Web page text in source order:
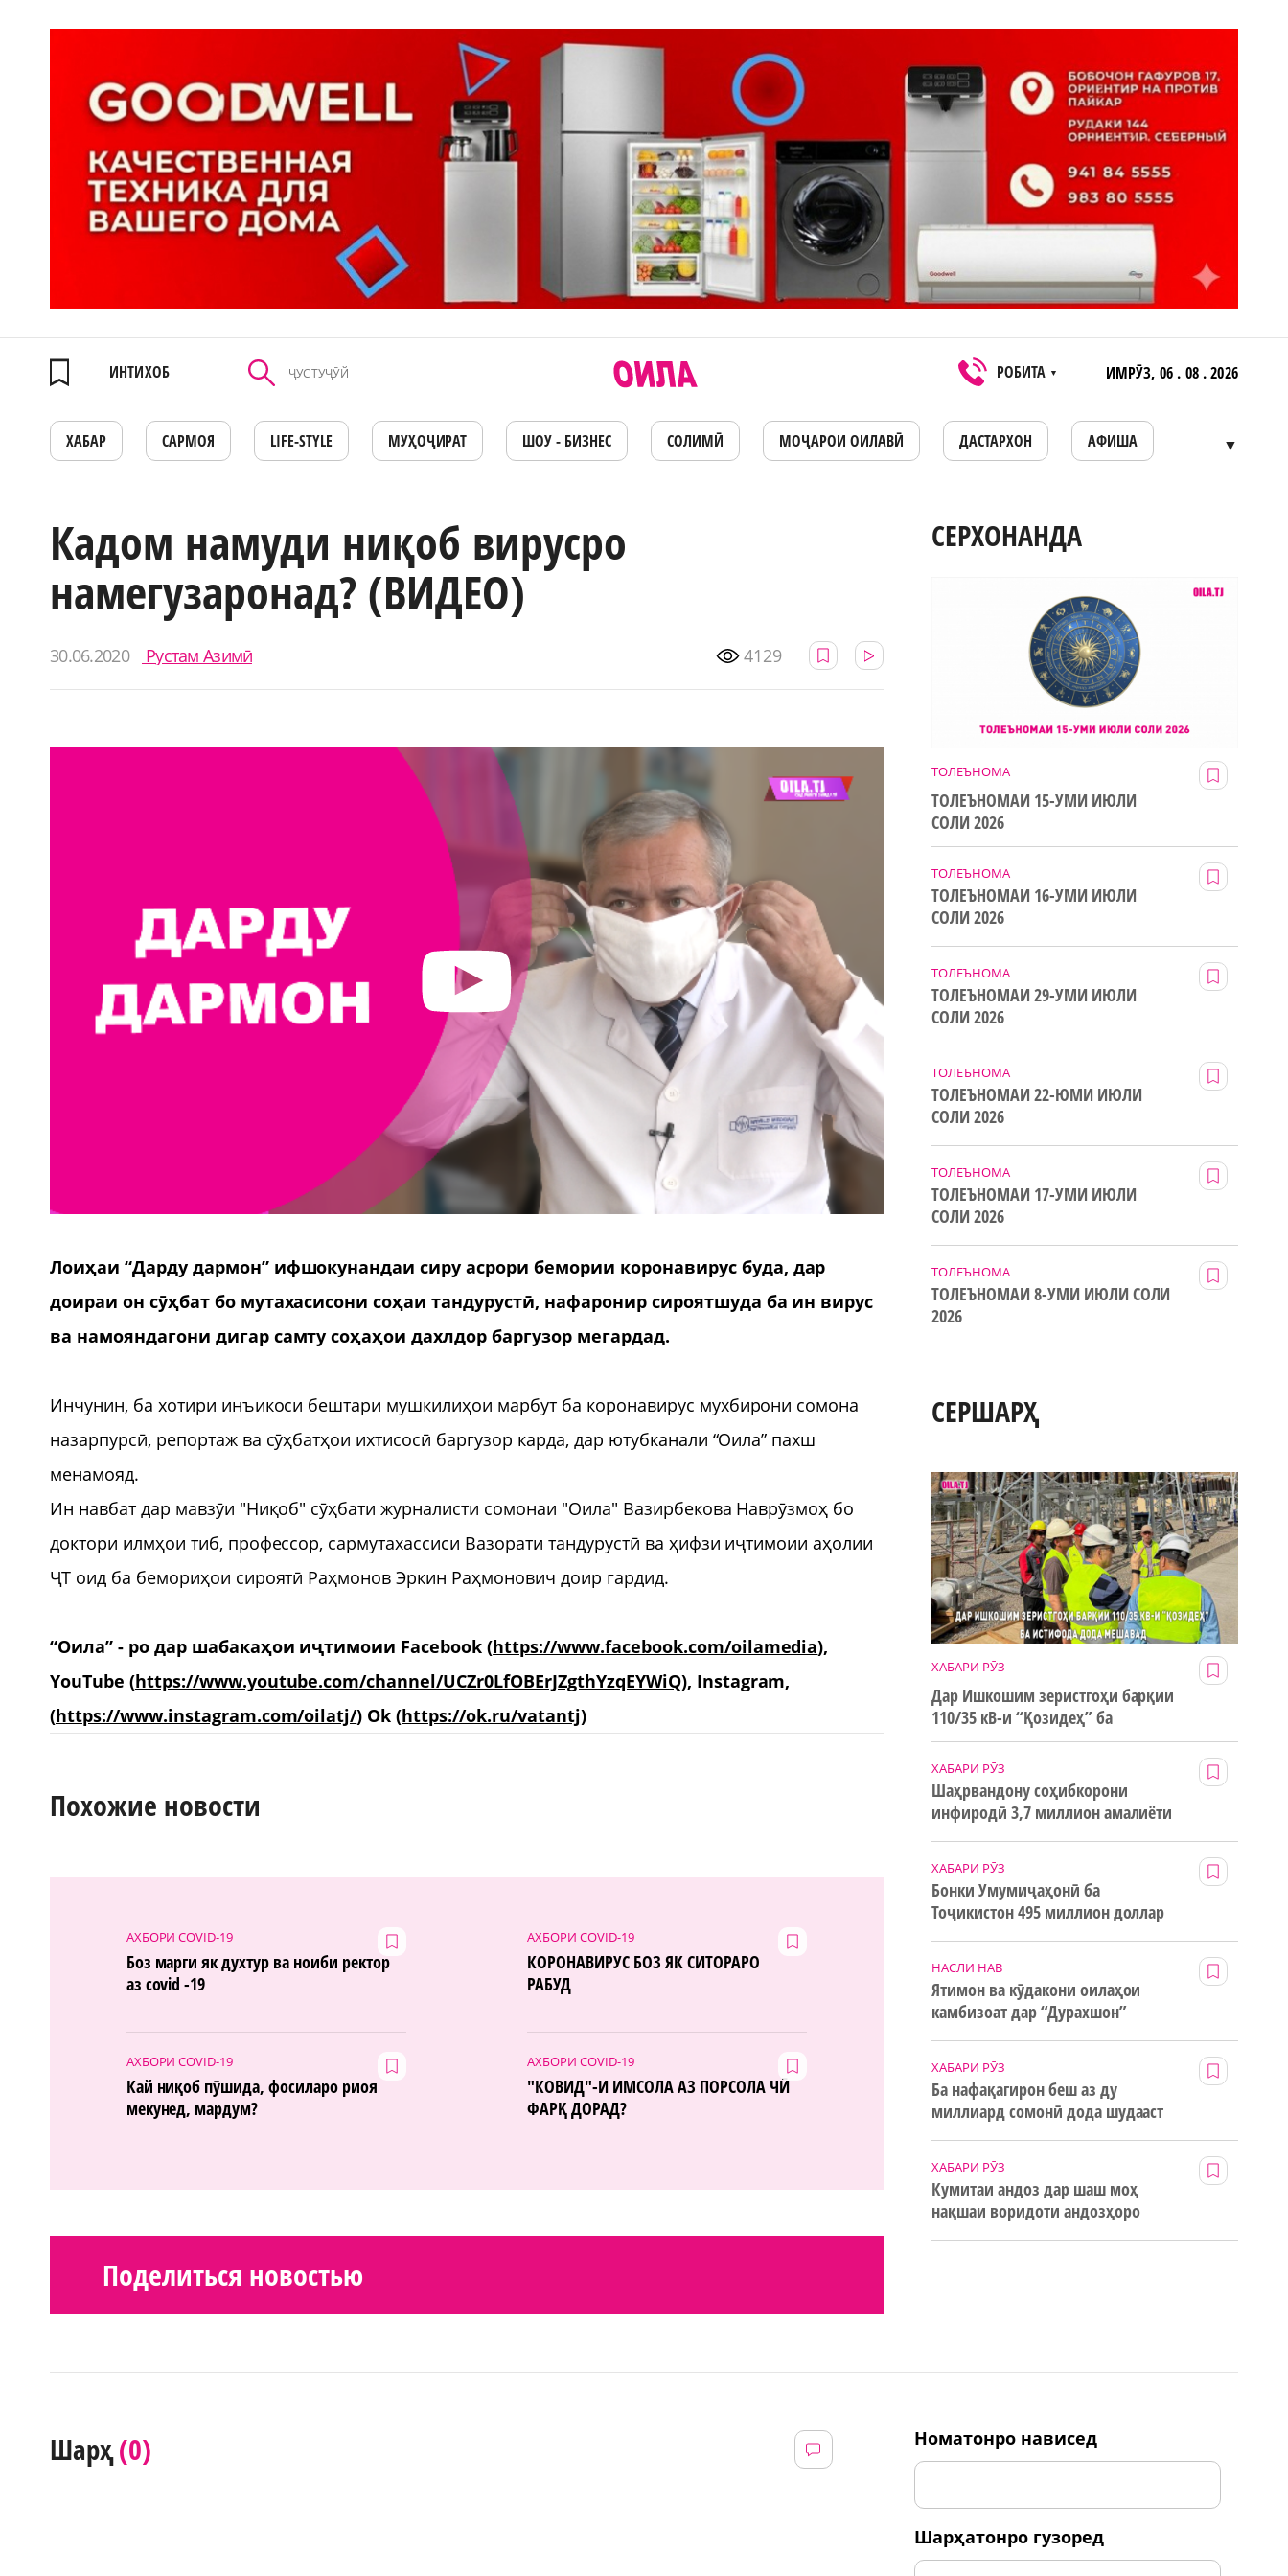
ИНТИХОБ РОБИТА ▼ ИМРӮЗ, 06 . 08 . 2026
ХАБАР САРМОЯ LIFE-STYLE МУҲОҶИРАТ ШОУ - БИЗНЕС СОЛИМӢ МОҶАРОИ ОИЛАВӢ ДАСТАРХОН АФИША ▼
Кадом намуди ниқоб вирусро
намегузаронад? (ВИДЕО)
30.06.2020 Рустам Азимӣ 4129
Лоиҳаи “Дарду дармон” ифшокунандаи сиру асрори бемории коронавирус буда, дар
доираи он сӯҳбат бо мутахасисони соҳаи тандурустӣ, нафаронир сироятшуда ба ин вирус
ва намояндагони дигар самту соҳаҳои дахлдор баргузор мегардад.
Инчунин, ба хотири инъикоси бештари мушкилиҳои марбут ба коронавирус мухбирони сомона
назарпурсӣ, репортаж ва сӯҳбатҳои ихтисосӣ баргузор карда, дар ютубканали “Оила” пахш
менамояд.
Ин навбат дар мавзӯи "Ниқоб" сӯҳбати журналисти сомонаи "Оила" Вазирбекова Наврӯзмоҳ бо
доктори илмҳои тиб, профессор, сармутахассиси Вазорати тандурустӣ ва ҳифзи иҷтимоии аҳолии
ҶТ оид ба бемориҳои сироятӣ Раҳмонов Эркин Раҳмонович доир гардид.
“Оила” - ро дар шабакаҳои иҷтимоии Facebook (https://www.facebook.com/oilamedia),
YouTube (https://www.youtube.com/channel/UCZr0LfOBErJZgthYzqEYWiQ), Instagram,
(https://www.instagram.com/oilatj/) Ok (https://ok.ru/vatantj)
Похожие новости
АХБОРИ COVID-19
Боз марги як духтур ва ноиби ректор
аз covid -19
АХБОРИ COVID-19
КОРОНАВИРУС БОЗ ЯК СИТОРАРО
РАБУД
АХБОРИ COVID-19
Кай ниқоб пӯшида, фосиларо риоя
мекунед, мардум?
АХБОРИ COVID-19
"КОВИД"-И ИМСОЛА АЗ ПОРСОЛА ЧӢ
ФАРҚ ДОРАД?
Поделиться новостью
СЕРХОНАНДА
ТОЛЕЪНОМА
ТОЛЕЪНОМАИ 15-УМИ ИЮЛИ
СОЛИ 2026
ТОЛЕЪНОМА
ТОЛЕЪНОМАИ 16-УМИ ИЮЛИ
СОЛИ 2026
ТОЛЕЪНОМА
ТОЛЕЪНОМАИ 29-УМИ ИЮЛИ
СОЛИ 2026
ТОЛЕЪНОМА
ТОЛЕЪНОМАИ 22-ЮМИ ИЮЛИ
СОЛИ 2026
ТОЛЕЪНОМА
ТОЛЕЪНОМАИ 17-УМИ ИЮЛИ
СОЛИ 2026
ТОЛЕЪНОМА
ТОЛЕЪНОМАИ 8-УМИ ИЮЛИ СОЛИ
2026
СЕРШАРҲ
ХАБАРИ РӮЗ
Дар Ишкошим зеристгоҳи барқии
110/35 кВ-и “Қозидеҳ” ба
истифода дода мешавад
ХАБАРИ РӮЗ
Шаҳрвандону соҳибкорони
инфиродӣ 3,7 миллион амалиёти
ХАБАРИ РӮЗ
Бонки Умумиҷаҳонӣ ба
Тоҷикистон 495 миллион доллар
НАСЛИ НАВ
Ятимон ва кӯдакони оилаҳои
камбизоат дар “Дурахшон”
ХАБАРИ РӮЗ
Ба нафақагирон беш аз ду
миллиард сомонӣ дода шудааст
ХАБАРИ РӮЗ
Кумитаи андоз дар шаш моҳ
нақшаи воридоти андозҳоро
Шарҳ(0) номатонро нависед
шарҳатонро гузоред